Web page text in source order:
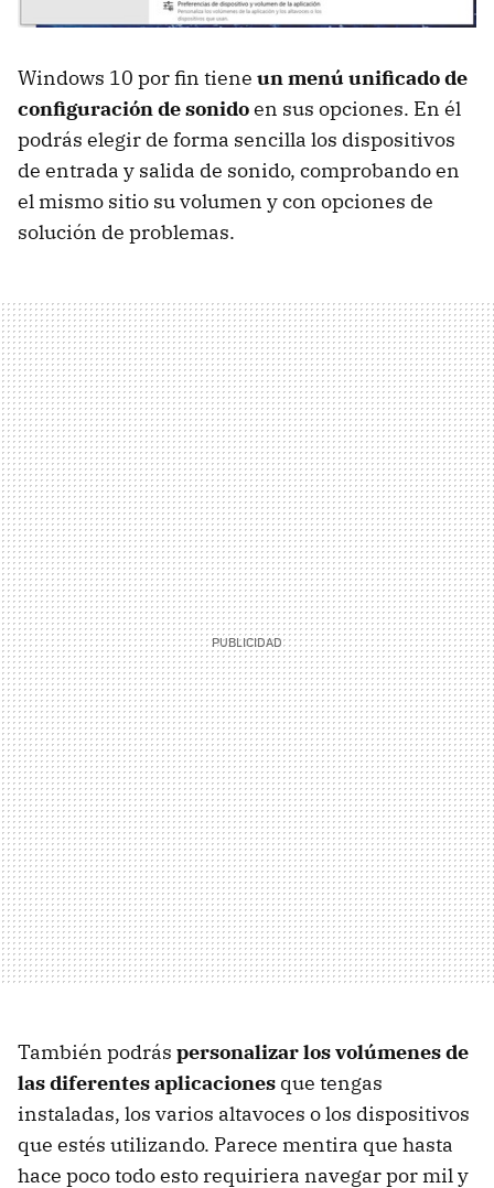
Windows 10 por fin tiene un menú unificado de
configuración de sonidoen sus opciones. En él
podrás elegir de forma sencilla los dispositivos
de entrada y salida de sonido, comprobando en
el mismo sitio su volumen y con opciones de
solución de problemas.
También podrás personalizar los volúmenes de
las diferentes aplicaciones que tengas
instaladas, los varios altavoces o los dispositivos
que estés utilizando. Parece mentira que hasta
hace poco todo esto requiriera navegar por mil y